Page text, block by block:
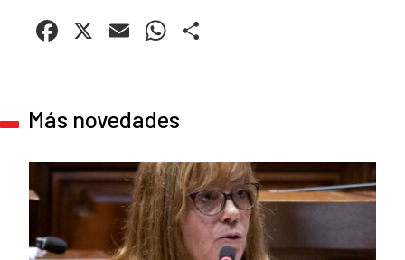
Facebook
X EmailWhatsApp
Más novedades